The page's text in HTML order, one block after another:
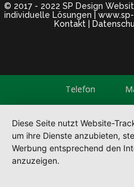
© 2017 - 2022 SP Design
individuelle Lösungen |
Kontakt
Telefon
Diese Seite nutzt Website-
um ihre Dienste anzubieten,
Werbung entsprechend den
anzuzeigen.